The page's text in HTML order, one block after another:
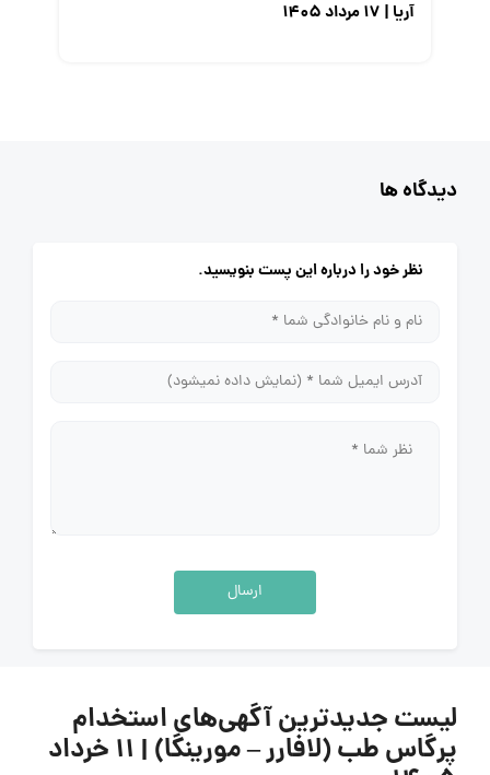
آریا | ۱۷ مرداد ۱۴۰۵
دیدگاه ها
نظر خود را درباره این پست بنویسید.
ارسال
لیست جدیدترین آگهی‌های استخدام
پرگاس طب (لافارر – مورینگا) | ۱۱ خرداد